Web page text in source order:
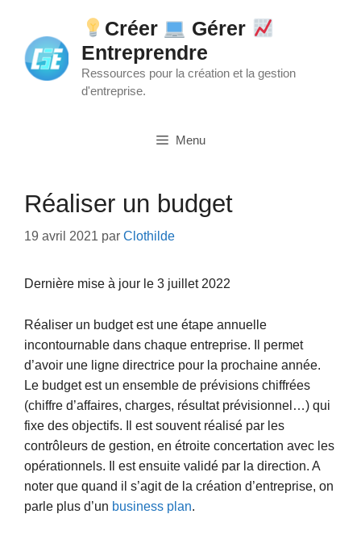
contenu
Créer
Gérer
Entreprendre
Ressources pour la création et la gestion
d'entreprise.
Menu
Réaliser un budget
19 avril 2021 par Clothilde
Dernière mise à jour le 3 juillet 2022
Réaliser un budget est une étape annuelle
incontournable dans chaque entreprise. Il permet
d’avoir une ligne directrice pour la prochaine année.
Le budget est un ensemble de prévisions chiffrées
(chiffre d’affaires, charges, résultat prévisionnel…) qui
fixe des objectifs. Il est souvent réalisé par les
contrôleurs de gestion, en étroite concertation avec les
opérationnels. Il est ensuite validé par la direction. A
noter que quand il s’agit de la création d’entreprise, on
parle plus d’un business plan.